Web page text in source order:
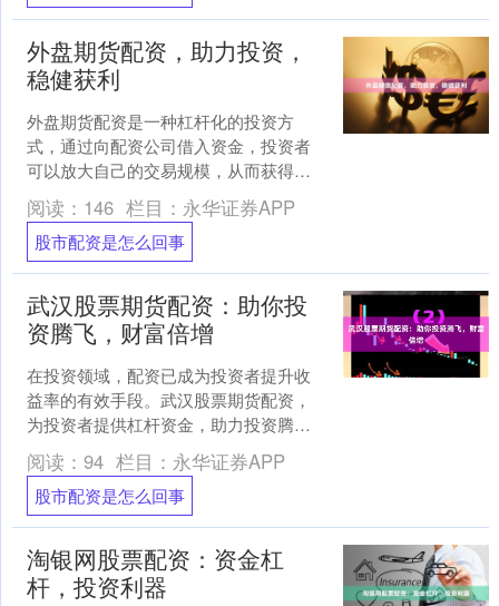
外盘期货配资，助力投资，
稳健获利
外盘期货配资是一种杠杆化的投资方
式，通过向配资公司借入资金，投资者
可以放大自己的交易规模，从而获得更
高的收益。相较于国内期货市场，外盘
期货市场具有品种丰富、交易....
阅读： 146 栏目： 永华证券APP
股市配资是怎么回事
武汉股票期货配资：助你投
资腾飞，财富倍增
在投资领域，配资已成为投资者提升收
益率的有效手段。武汉股票期货配资，
为投资者提供杠杆资金，助力投资腾
飞，实现财富倍增。 **杠杆放大收益**
配资的本质是杠杆操....
阅读： 94 栏目： 永华证券APP
股市配资是怎么回事
淘银网股票配资：资金杠
杆，投资利器